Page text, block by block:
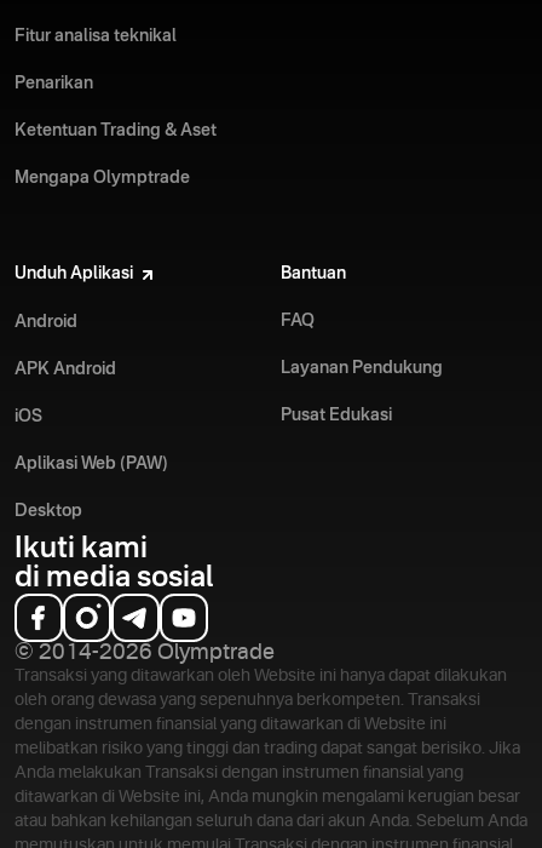
Fitur analisa teknikal
Penarikan
Ketentuan Trading & Aset
Mengapa Olymptrade
Unduh Aplikasi
Android
APK Android
iOS
Aplikasi Web (PAW)
Desktop
Bantuan
FAQ
Layanan Pendukung
Pusat Edukasi
Ikuti kami
di media sosial
© 2014-2026 Olymptrade
Transaksi yang ditawarkan oleh Website ini hanya dapat dilakukan
oleh orang dewasa yang sepenuhnya berkompeten. Transaksi
dengan instrumen finansial yang ditawarkan di Website ini
melibatkan risiko yang tinggi dan trading dapat sangat berisiko. Jika
Anda melakukan Transaksi dengan instrumen finansial yang
ditawarkan di Website ini, Anda mungkin mengalami kerugian besar
atau bahkan kehilangan seluruh dana dari akun Anda. Sebelum Anda